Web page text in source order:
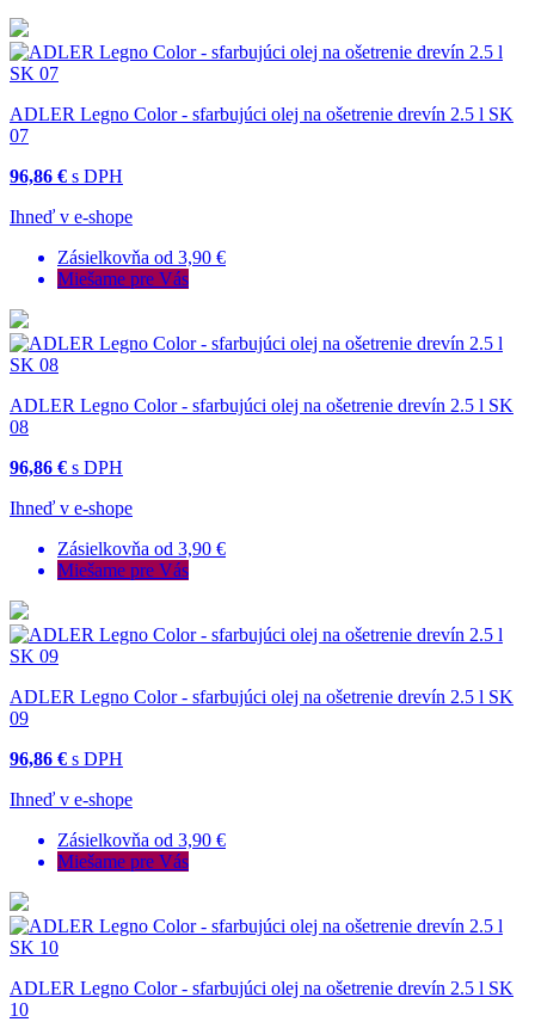
ADLER Legno Color - sfarbujúci olej na ošetrenie drevín 2.5 l SK
07
96,86 € s DPH
Ihneď v e-shope
Zásielkovňa od 3,90 €
Miešame pre Vás
ADLER Legno Color - sfarbujúci olej na ošetrenie drevín 2.5 l SK
08
96,86 € s DPH
Ihneď v e-shope
Zásielkovňa od 3,90 €
Miešame pre Vás
ADLER Legno Color - sfarbujúci olej na ošetrenie drevín 2.5 l SK
09
96,86 € s DPH
Ihneď v e-shope
Zásielkovňa od 3,90 €
Miešame pre Vás
ADLER Legno Color - sfarbujúci olej na ošetrenie drevín 2.5 l SK
10